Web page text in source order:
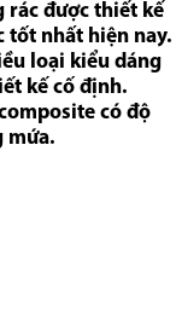
rác được thiết kế
tốt nhất hiện nay.
loại kiểu dáng
kế cố định.
có độ
mứa.